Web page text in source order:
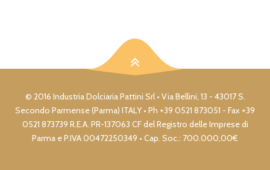
© 2016 Industria Dolciaria Pattini Srl • Via Bellini, 13 - 43017 S.
Secondo Parmense (Parma) ITALY • Ph +39 0521 873051 - Fax +39
0521 873739 R.E.A. PR-137063 CF del Registro delle Imprese di
Parma e P.IVA 00472250349 • Cap. Soc.: 700.000,00€